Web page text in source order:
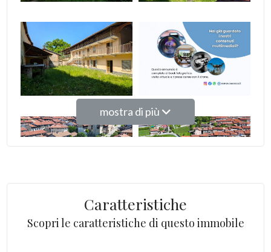
mostra di più
Caratteristiche
Scopri le caratteristiche di questo immobile
Posto auto/Box
Balcone/Terrazzo
Ascensore
Lusso